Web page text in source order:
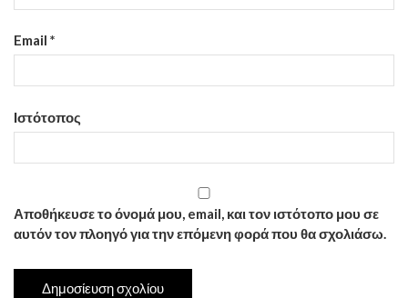
Email *
Ιστότοπος
Αποθήκευσε το όνομά μου, email, και τον ιστότοπο μου σε
αυτόν τον πλοηγό για την επόμενη φορά που θα σχολιάσω.